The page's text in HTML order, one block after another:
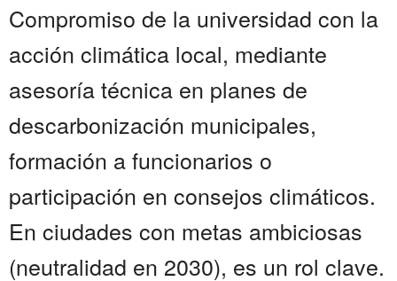
Compromiso de la universidad con la
acción climática local, mediante
asesoría técnica en planes de
descarbonización municipales,
formación a funcionarios o
participación en consejos climáticos.
En ciudades con metas ambiciosas
(neutralidad en 2030), es un rol clave.